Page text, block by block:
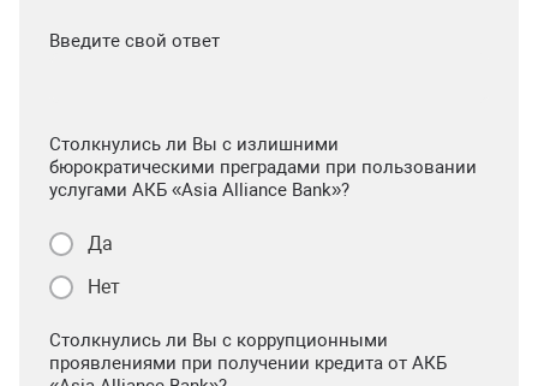
Введите свой ответ
Столкнулись ли Вы с излишними
бюрократическими преградами при пользовании
услугами АКБ «Asia Alliance Bank»?
Да
Нет
Столкнулись ли Вы с коррупционными
проявлениями при получении кредита от АКБ